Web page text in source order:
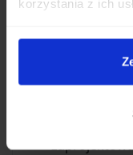
korzystania z ich
łączeń
utrzymania